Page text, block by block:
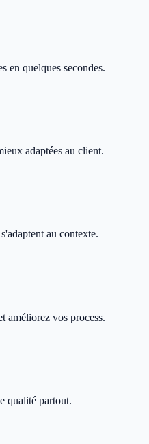
en quelques secondes.
adaptées au client.
au contexte.
améliorez vos process.
qualité partout.